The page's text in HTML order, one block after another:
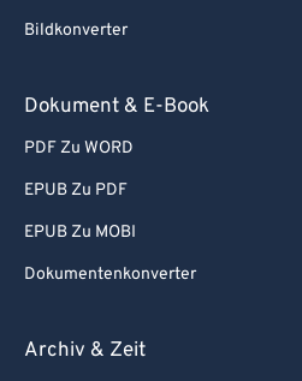
Bildkonverter
Dokument & E-Book
PDF Zu WORD
EPUB Zu PDF
EPUB Zu MOBI
Dokumentenkonverter
Archiv & Zeit